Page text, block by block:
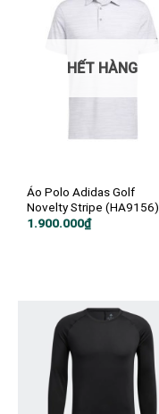
HẾT HÀNG
Áo Polo Adidas Golf
Novelty Stripe (HA9156)
1.900.000₫